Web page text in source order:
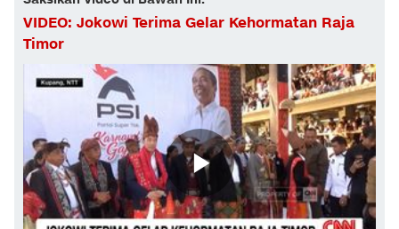
VIDEO: Jokowi Terima Gelar Kehormatan Raja
Timor